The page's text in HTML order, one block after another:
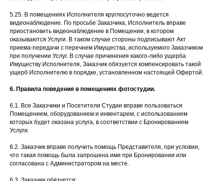
5.25. В помещениях Исполнителя круглосуточно ведется
видеонаблюдение. По просьбе Заказчика, Исполнитель вправе
приостановить видеонаблюдение в Помещении, в котором
оказываются Услуги. В таком случае стороны подписывают Акт
приема-передачи с перечнем Имущества, используемого Заказчиком
при получении Услуг. В случае причинения какого-либо ущерба
Имуществу Исполнителя, Заказчик обязуется компенсировать такой
ущерб Исполнителю в порядке, установленном настоящей Офертой.
6. Правила поведения в помещениях фотостудии.
6.1. Все Заказчики и Посетители Студии вправе пользоваться
Помещением, оборудованием и инвентарем, с использованием
которых будет оказана услуга, в соответствии с Бронированием
Услуги.
6.2. Заказчик вправе получить помощь Представителя, при условии,
что такая помощь была запрошена ими при Бронировании или
согласована с Администратором на месте.